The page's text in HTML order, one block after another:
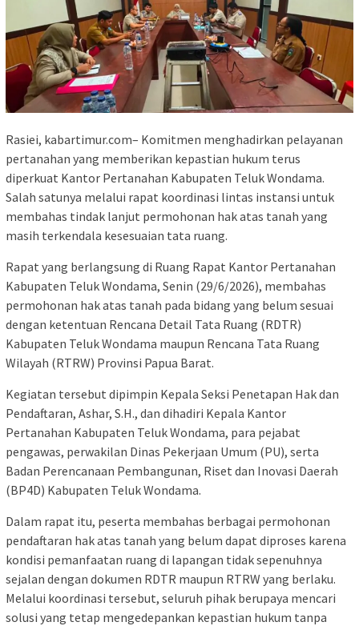
Rasiei, kabartimur.com– Komitmen menghadirkan pelayanan
pertanahan yang memberikan kepastian hukum terus
diperkuat Kantor Pertanahan Kabupaten Teluk Wondama.
Salah satunya melalui rapat koordinasi lintas instansi untuk
membahas tindak lanjut permohonan hak atas tanah yang
masih terkendala kesesuaian tata ruang.
Rapat yang berlangsung di Ruang Rapat Kantor Pertanahan
Kabupaten Teluk Wondama, Senin (29/6/2026), membahas
permohonan hak atas tanah pada bidang yang belum sesuai
dengan ketentuan Rencana Detail Tata Ruang (RDTR)
Kabupaten Teluk Wondama maupun Rencana Tata Ruang
Wilayah (RTRW) Provinsi Papua Barat.
Kegiatan tersebut dipimpin Kepala Seksi Penetapan Hak dan
Pendaftaran, Ashar, S.H., dan dihadiri Kepala Kantor
Pertanahan Kabupaten Teluk Wondama, para pejabat
pengawas, perwakilan Dinas Pekerjaan Umum (PU), serta
Badan Perencanaan Pembangunan, Riset dan Inovasi Daerah
(BP4D) Kabupaten Teluk Wondama.
Dalam rapat itu, peserta membahas berbagai permohonan
pendaftaran hak atas tanah yang belum dapat diproses karena
kondisi pemanfaatan ruang di lapangan tidak sepenuhnya
sejalan dengan dokumen RDTR maupun RTRW yang berlaku.
Melalui koordinasi tersebut, seluruh pihak berupaya mencari
solusi yang tetap mengedepankan kepastian hukum tanpa